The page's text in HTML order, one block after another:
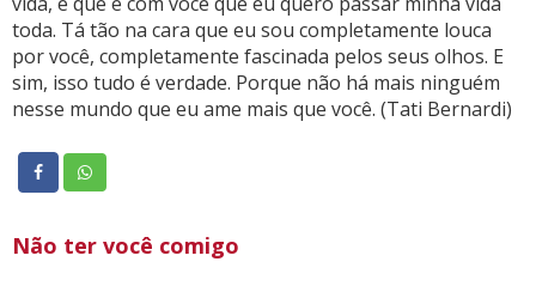
toda. Tá tão na cara que eu sou completamente louca
por você, completamente fascinada pelos seus olhos. E
sim, isso tudo é verdade. Porque não há mais ninguém
nesse mundo que eu ame mais que você. (Tati Bernardi)
Não ter você comigo